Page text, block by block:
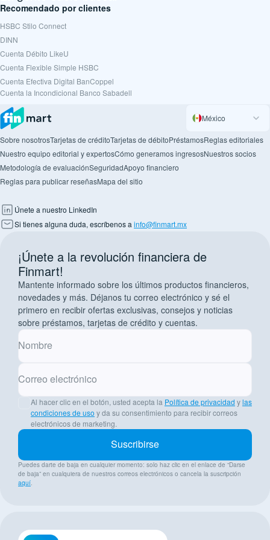
Recomendado por clientes
HSBC Stilo Connect
DINN
Cuenta Débito LikeU
Cuenta Flexible Simple HSBC
Cuenta Efectiva Digital BanCoppel
Cuenta la Incondicional Banco Sabadell
México
Sobre nosotrosTarjetas de créditoTarjetas de débitoPréstamosReglas editoriales
Nuestro equipo editorial y expertosCómo generamos ingresosNuestros socios
Metodología de evaluaciónSeguridadApoyo financiero
Reglas para publicar reseñasMapa del sitio
Únete a nuestro LinkedIn
Si tienes alguna duda, escríbenos a info@finmart.mx
¡Únete a la revolución financiera de
Finmart!
Mantente informado sobre los últimos productos financieros,
novedades y más. Déjanos tu correo electrónico y sé el
primero en recibir ofertas exclusivas, consejos y noticias
sobre préstamos, tarjetas de crédito y cuentas.
Nombre
Correo electrónico
Al hacer clic en el botón, usted acepta la Política de privacidad ylas
condiciones de uso y da su consentimiento para recibir correos
electrónicos de marketing.
Suscribirse
Puedes darte de baja en cualquier momento: solo haz clic en el enlace de “Darse
de baja” en cualquiera de nuestros correos electrónicos o cancela la suscripción
aquí.